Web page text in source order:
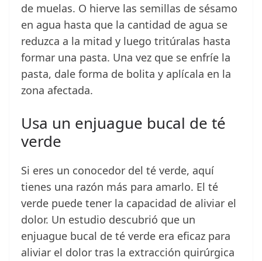
de muelas. O hierve las semillas de sésamo
en agua hasta que la cantidad de agua se
reduzca a la mitad y luego tritúralas hasta
formar una pasta. Una vez que se enfríe la
pasta, dale forma de bolita y aplícala en la
zona afectada.
Usa un enjuague bucal de té
verde
Si eres un conocedor del té verde, aquí
tienes una razón más para amarlo. El té
verde puede tener la capacidad de aliviar el
dolor. Un estudio descubrió que un
enjuague bucal de té verde era eficaz para
aliviar el dolor tras la extracción quirúrgica